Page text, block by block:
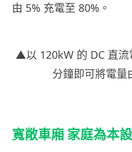
由 5% 充電至 80%。
▲以 120kW 的 DC 直
分鐘即可將電量
寬敞車廂 家庭為本